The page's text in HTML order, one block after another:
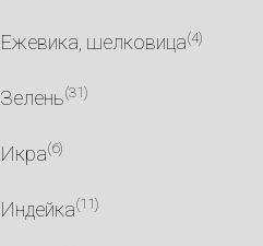
Ежевика, шелковица(4)
Зелень(31)
Икра(6)
Индейка(11)